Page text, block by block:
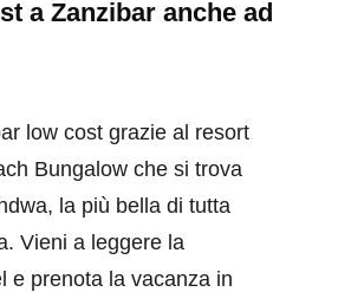
a Zanzibar anche ad
low cost grazie al resort
Bungalow che si trova
la più bella di tutta
Vieni a leggere la
e prenota la vacanza in